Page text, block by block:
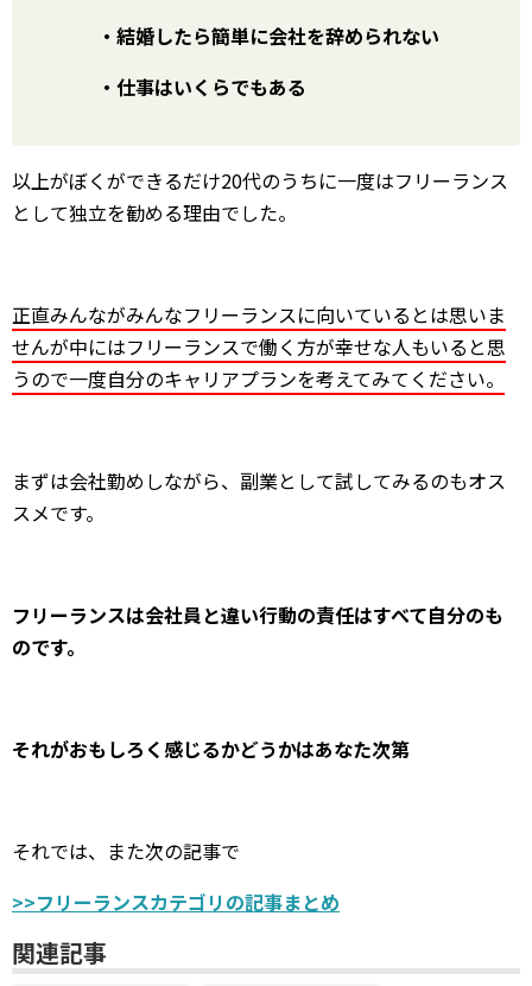
・結婚したら簡単に会社を辞められない
・仕事はいくらでもある
以上がぼくができるだけ20代のうちに一度はフリーランス
として独立を勧める理由でした。
正直みんながみんなフリーランスに向いているとは思いま
せんが中にはフリーランスで働く方が幸せな人もいると思
うので一度自分のキャリアプランを考えてみてください。
まずは会社勤めしながら、副業として試してみるのもオス
スメです。
フリーランスは会社員と違い行動の責任はすべて自分のも
のです。
それがおもしろく感じるかどうかはあなた次第
それでは、また次の記事で
>>フリーランスカテゴリの記事まとめ
関連記事